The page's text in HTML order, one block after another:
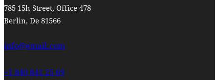
785 15h Street, Office 478
Berlin, De 81566
info@email.com
+1 840 841 25 69